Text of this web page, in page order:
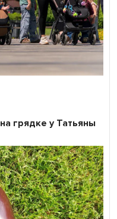
грядке у Татьяны